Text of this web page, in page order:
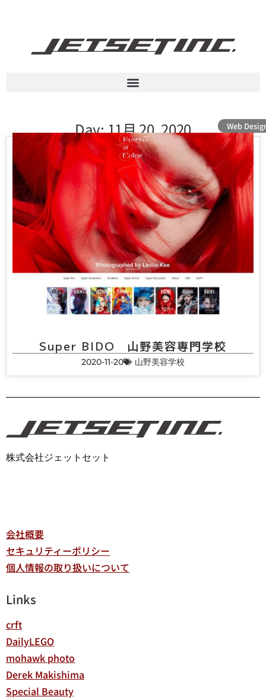
Day: 11月 20, 2020 Web
Super BIDO 山野美容専門学校
2020-11-20 山野美容学校
株式会社ジェットセット
会社概要
セキュリティーポリシー
個人情報の取り扱いについて
Links
crft
DailyLEGO
mohawk photo
Derek Makishima
Special Beauty